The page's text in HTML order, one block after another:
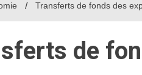
Transferts de fonds des
de